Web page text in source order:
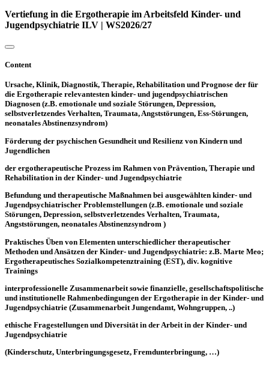
Vertiefung in die Ergotherapie im Arbeitsfeld Kinder- und
Jugendpsychiatrie ILV | WS2026/27
Content
Ursache, Klinik, Diagnostik, Therapie, Rehabilitation und Prognose der für
die Ergotherapie relevantesten kinder- und jugendpsychiatrischen
Diagnosen (z.B. emotionale und soziale Störungen, Depression,
selbstverletzendes Verhalten, Traumata, Angststörungen, Ess-Störungen,
neonatales Abstinenzsyndrom)
Förderung der psychischen Gesundheit und Resilienz von Kindern und
Jugendlichen
der ergotherapeutische Prozess im Rahmen von Prävention, Therapie und
Rehabilitation in der Kinder- und Jugendpsychiatrie
Befundung und therapeutische Maßnahmen bei ausgewählten kinder- und
Jugendpsychiatrischer Problemstellungen (z.B. emotionale und soziale
Störungen, Depression, selbstverletzendes Verhalten, Traumata,
Angststörungen, neonatales Abstinenzsyndrom )
Praktisches Üben von Elementen unterschiedlicher therapeutischer
Methoden und Ansätzen der Kinder- und Jugendpsychiatrie: z.B. Marte Meo;
Ergotherapeutisches Sozialkompetenztraining (EST), div. kognitive
Trainings
interprofessionelle Zusammenarbeit sowie finanzielle, gesellschaftspolitische
und institutionelle Rahmenbedingungen der Ergotherapie in der Kinder- und
Jugendpsychiatrie (Zusammenarbeit Jungendamt, Wohngruppen, ..)
ethische Fragestellungen und Diversität in der Arbeit in der Kinder- und
Jugendpsychiatrie
(Kinderschutz, Unterbringungsgesetz, Fremdunterbringung, …)